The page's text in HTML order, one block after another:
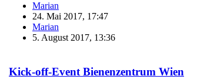
Marian
24. Mai 2017, 17:47
Marian
5. August 2017, 13:36
Kick-off-Event Bienenzentrum Wien